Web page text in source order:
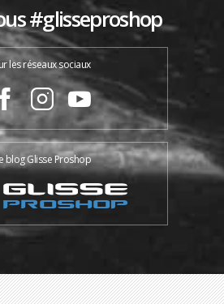
#glisseproshop
les réseaux sociaux
blog Glisse Proshop